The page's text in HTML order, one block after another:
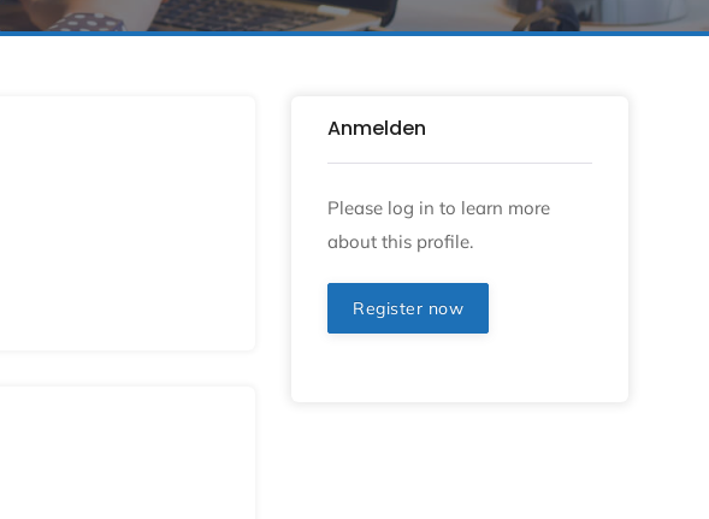
Anmelden
Please log in to learn more
about this profile.
Register now